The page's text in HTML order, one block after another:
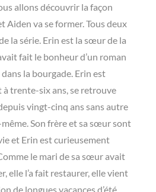
allons découvrir la façon
Aiden va se former. Tous deux
la série. Erin est la sœur de la
fait le bonheur d’un roman
la bourgade. Erin est
trente-six ans, se retrouve
vingt-cinq ans sans autre
Son frère et sa sœur sont
et Erin est curieusement
le mari de sa sœur avait
elle l’a fait restaurer, elle vient
de longues vacances d’été.